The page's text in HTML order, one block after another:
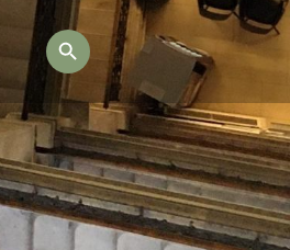
Suche